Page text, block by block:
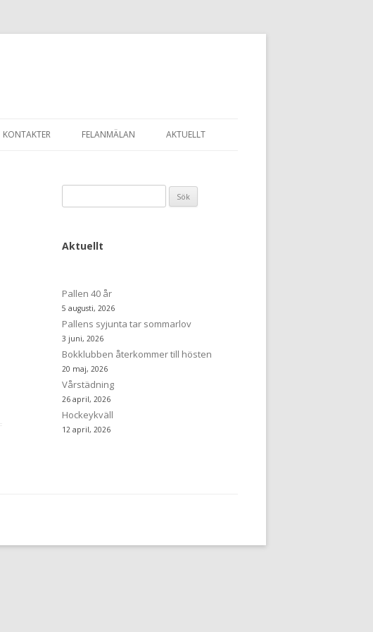
KONTAKTER FELANMÄLAN AKTUELLT
efter:
Aktuellt
Pallen 40 år
5 augusti, 2026
Pallens syjunta tar sommarlov
3 juni, 2026
Bokklubben återkommer till hösten
20 maj, 2026
Vårstädning
26 april, 2026
Hockeykväll
12 april, 2026